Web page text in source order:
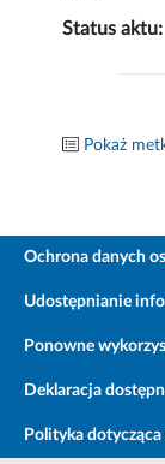
Status aktu:
Pokaż
Ochrona danych
Udostępnianie
Ponowne
Deklaracja
Polityka